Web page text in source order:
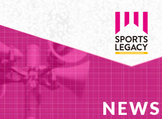
NEWS